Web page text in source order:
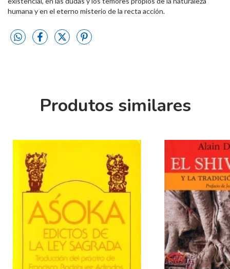
humana y en el eterno misterio de la recta acción.
Produtos similares